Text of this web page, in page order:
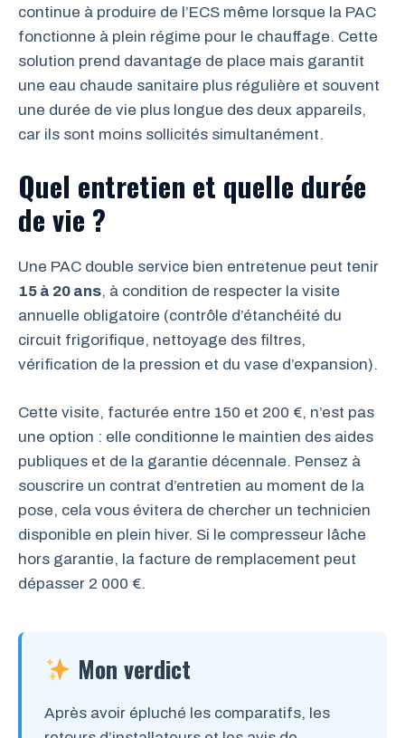
continue à produire de l’ECS même lorsque la PAC
fonctionne à plein régime pour le chauffage. Cette
solution prend davantage de place mais garantit
une eau chaude sanitaire plus régulière et souvent
une durée de vie plus longue des deux appareils,
car ils sont moins sollicités simultanément.
Quel entretien et quelle durée
de vie ?
Une PAC double service bien entretenue peut tenir
15 à 20 ans, à condition de respecter la visite
annuelle obligatoire (contrôle d’étanchéité du
circuit frigorifique, nettoyage des filtres,
vérification de la pression et du vase d’expansion).
Cette visite, facturée entre 150 et 200 €, n’est pas
une option : elle conditionne le maintien des aides
publiques et de la garantie décennale. Pensez à
souscrire un contrat d’entretien au moment de la
pose, cela vous évitera de chercher un technicien
disponible en plein hiver. Si le compresseur lâche
hors garantie, la facture de remplacement peut
dépasser 2 000 €.
Mon verdict
Après avoir épluché les comparatifs, les